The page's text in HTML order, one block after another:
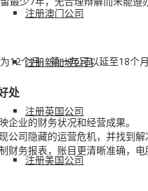
注册澳门公司
注册新加坡公司
注册英国公司
注册美国公司
12个月，第一年可以延至18个
处
企业的财务状况和经营成果。
公司隐藏的运营危机，并找到解
财务报表，账目更清晰准确，电